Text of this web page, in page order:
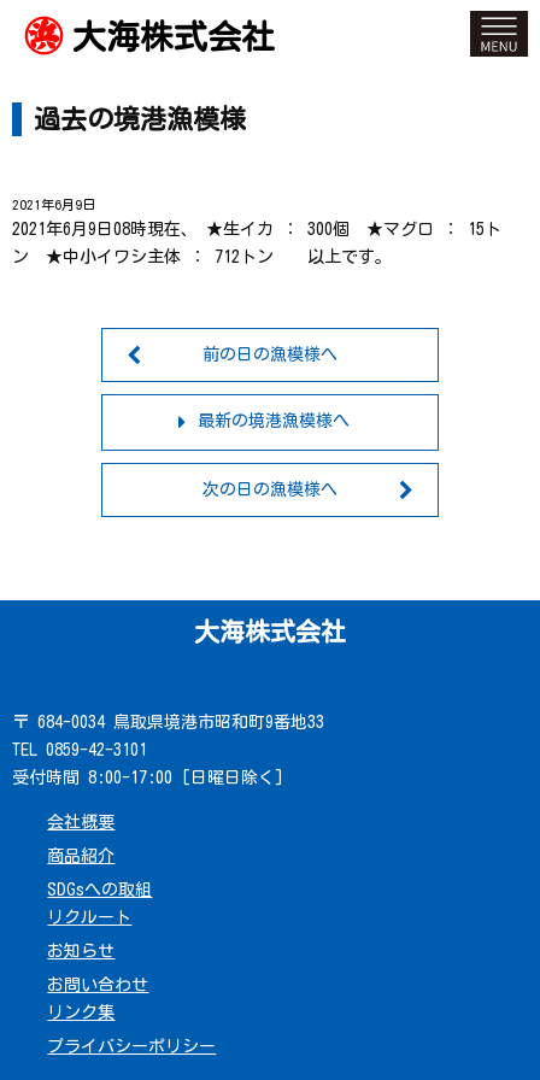
大海株式会社
過去の境港漁模様
2021年6月9日
2021年6月9日08時現在、 ★生イカ ： 300個 ★マグロ ： 15ト
ン ★中小イワシ主体 ： 712トン 以上です。
前の日の漁模様へ
最新の境港漁模様へ
次の日の漁模様へ
大海株式会社
〒 684-0034 鳥取県境港市昭和町9番地33
TEL 0859-42-3101
受付時間 8:00-17:00 [日曜日除く]
会社概要
商品紹介
SDGsへの取組
リクルート
お知らせ
お問い合わせ
リンク集
プライバシーポリシー